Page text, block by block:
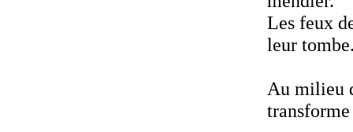
Les feux
leur
Au milieu